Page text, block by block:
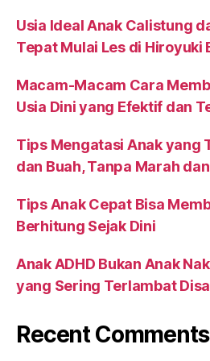
Usia Ideal Anak Calistung
Tepat Mulai Les di Hiroyuki
Macam-Macam Cara
Usia Dini yang Efektif dan
Tips Mengatasi Anak yang
dan Buah, Tanpa Marah
Tips Anak Cepat Bisa
Berhitung Sejak Dini
Anak ADHD Bukan Anak
yang Sering Terlambat
Recent Comments